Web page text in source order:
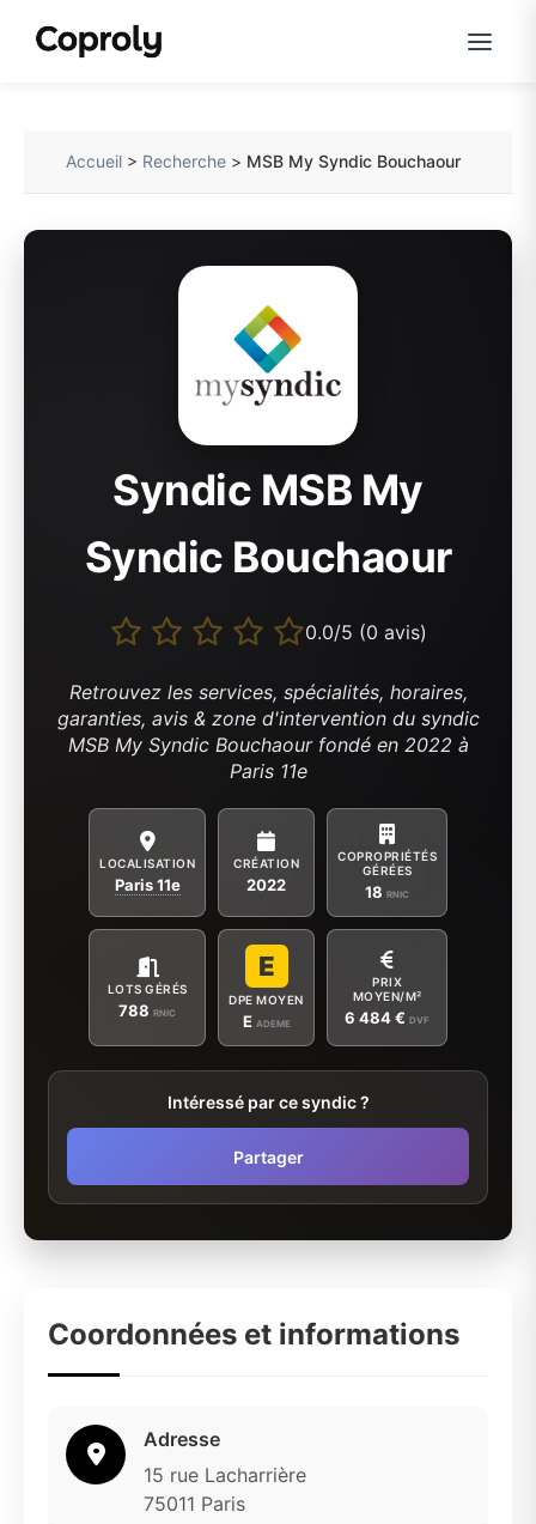
Accueil > Recherche > MSB My Syndic Bouchaour
Syndic MSB My
Syndic Bouchaour
0.0/5 (0 avis)
Retrouvez les services, spécialités, horaires,
garanties, avis & zone d'intervention du syndic
MSB My Syndic Bouchaour fondé en 2022 à
Paris 11e
LOCALISATION
Paris 11e
CRÉATION
2022
COPROPRIÉTÉS
GÉRÉES
18 RNIC
LOTS GÉRÉS
788 RNIC
E
DPE MOYEN
E ADEME
PRIX
MOYEN/M²
6 484 € DVF
Intéressé par ce syndic ?
Partager
Coordonnées et informations
Adresse
15 rue Lacharrière
75011 Paris